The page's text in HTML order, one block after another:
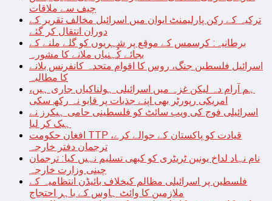
چیف سے ملاقات
ترکیہ کے رکن پارلیمنٹ ایوان میں اسرائیل مخالف تقریر کے
دوران انتقال کر گئے
برطانیہ: کرسمس کے موقع پر شہریوں کو گلے ملنے کے
بجائے کُہنیاں ملانے کا مشورہ
اسرائیل فلسطین جنگ، روس کا اقوام متحدہ کانفرنس بلانے
کا مطالبہ
ہم آرام دہ لیکن غزہ میں اسرائیلی ہولناکیاں جاری ہیں،
امریکی رپورٹر بھی اپنے جذبات پر قابو نہ رکھ سکی
اسرائیلی فوج کی ویب سائٹ کو فلسطینی حامی ہیکرز نے
ہیک کر لیا
افغان حکومت TTP قیادت کو پاکستان کے حوالے کرے،
ترجمان دفتر خارجہ
نام نہاد لداخ یونین ٹریٹری کو کبھی تسلیم نہیں کیا: ترجمان
چینی وزارت خارجہ
فلسطین پر اسرائیلی مظالم کیخلاف بائیڈن انتظامیہ کے
ملازمین کا وائٹ ہاوس کے باہر احتجاج